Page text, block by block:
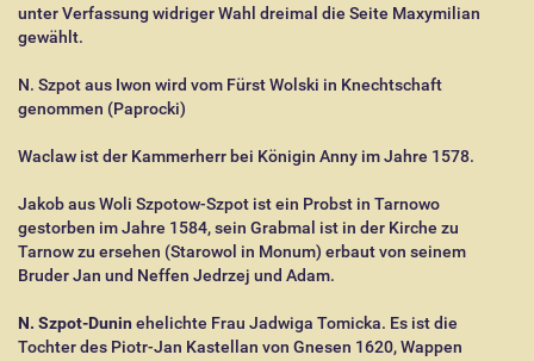
unter Verfassung widriger Wahl dreimal die Seite Maxymilian
gewählt.
N. Szpot aus Iwon wird vom Fürst Wolski in Knechtschaft
genommen (Paprocki)
Waclaw ist der Kammerherr bei Königin Anny im Jahre 1578.
Jakob aus Woli Szpotow-Szpot ist ein Probst in Tarnowo
gestorben im Jahre 1584, sein Grabmal ist in der Kirche zu
Tarnow zu ersehen (Starowol in Monum) erbaut von seinem
Bruder Jan und Neffen Jedrzej und Adam.
N. Szpot-Dunin ehelichte Frau Jadwiga Tomicka. Es ist die
Tochter des Piotr-Jan Kastellan von Gnesen 1620, Wappen